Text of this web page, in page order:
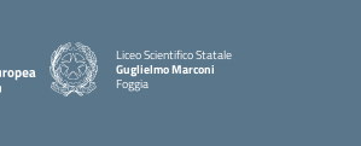
Liceo Scientifico Statale
Guglielmo Marconi
Foggia
— Visita la pagina iniziale della scuola